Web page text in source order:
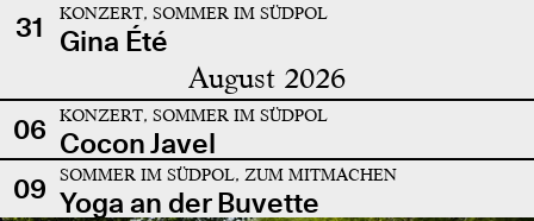
31
KONZERT, SOMMER IM SÜDPOL
Gina Été
August 2026
06 KONZERT, SOMMER IM SÜDPOL
Cocon Javel
09
SOMMER IM SÜDPOL, ZUM MITMACHEN
Yoga an der Buvette